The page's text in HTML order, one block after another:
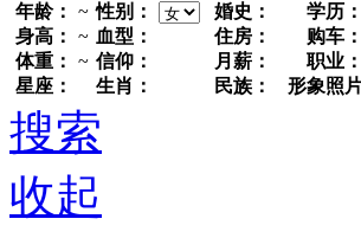
年龄： ~ 性别： 婚史： 学历：
身高：
~ 血型： 住房： 购车：
体重：
~ 信仰： 月薪： 职业：
星座：
生肖： 民族： 形象照片
搜索
收起